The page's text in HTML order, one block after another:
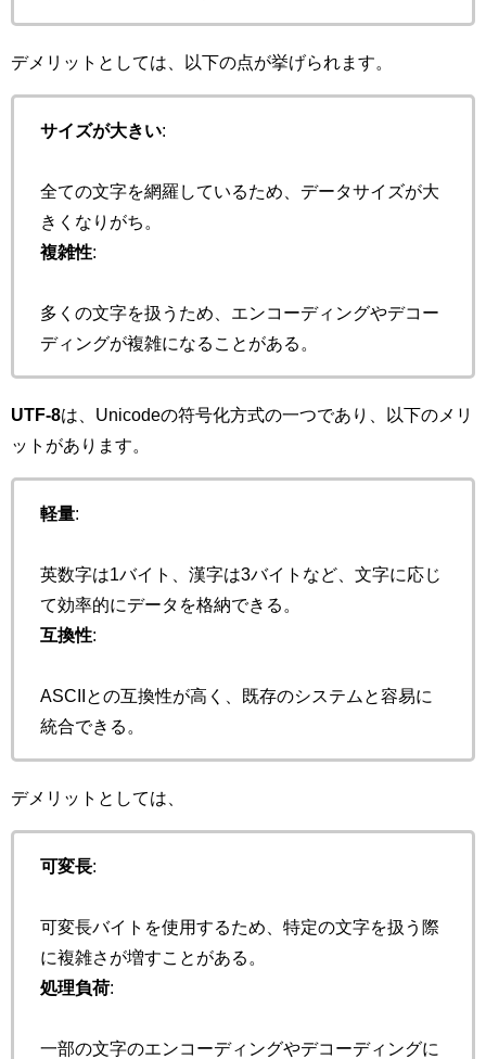
デメリットとしては、以下の点が挙げられます。
サイズが大きい:
全ての文字を網羅しているため、データサイズが大
きくなりがち。
複雑性:
多くの文字を扱うため、エンコーディングやデコー
ディングが複雑になることがある。
UTF-8は、Unicodeの符号化方式の一つであり、以下のメリ
ットがあります。
軽量:
英数字は1バイト、漢字は3バイトなど、文字に応じ
て効率的にデータを格納できる。
互換性:
ASCIIとの互換性が高く、既存のシステムと容易に
統合できる。
デメリットとしては、
可変長:
可変長バイトを使用するため、特定の文字を扱う際
に複雑さが増すことがある。
処理負荷:
一部の文字のエンコーディングやデコーディングに